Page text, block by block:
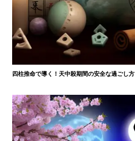
四柱推命で導く！天中殺期間の安全な過ごし方